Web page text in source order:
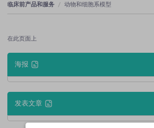
临床前产品和服务 动物和细胞系模型
在此页面上
海报
发表文章